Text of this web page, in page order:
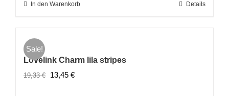
In den Warenkorb Details
Sale!
Lovelink Charm lila stripes
19,33€
Ursprünglicher
13,45 €Aktueller